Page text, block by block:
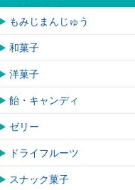
もみじまんじゅう
和菓子
洋菓子
飴・キャンディ
ゼリー
ドライフルーツ
スナック菓子